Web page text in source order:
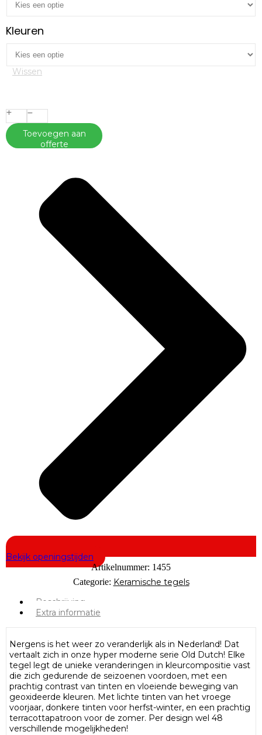
Kleuren
Wissen
Toevoegen aan
offerte
Bekijk openingstijden
Artikelnummer: 1455
Categorie: Keramische tegels
Beschrijving
Extra informatie
Nergens is het weer zo veranderlijk als in Nederland! Dat
vertaalt zich in onze hyper moderne serie Old Dutch! Elke
tegel legt de unieke veranderingen in kleurcompositie vast
die zich gedurende de seizoenen voordoen, met een
prachtig contrast van tinten en vloeiende beweging van
geoxideerde kleuren. Met lichte tinten van het vroege
voorjaar, donkere tinten voor herfst-winter, en een prachtig
terracottapatroon voor de zomer. Per design wel 48
verschillende mogelijkheden!